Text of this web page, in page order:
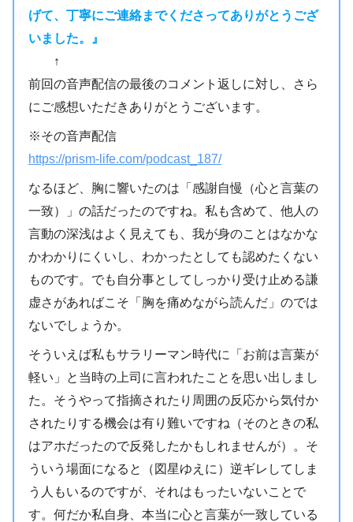
げて、丁寧にご連絡までくださってありがとうござ
いました。』
↑
前回の音声配信の最後のコメント返しに対し、さら
にご感想いただきありがとうございます。
※その音声配信
https://prism-life.com/podcast_187/
なるほど、胸に響いたのは「感謝自慢（心と言葉の
一致）」の話だったのですね。私も含めて、他人の
言動の深浅はよく見えても、我が身のことはなかな
かわかりにくいし、わかったとしても認めたくない
ものです。でも自分事としてしっかり受け止める謙
虚さがあればこそ「胸を痛めながら読んだ」のでは
ないでしょうか。
そういえば私もサラリーマン時代に「お前は言葉が
軽い」と当時の上司に言われたことを思い出しまし
た。そうやって指摘されたり周囲の反応から気付か
されたりする機会は有り難いですね（そのときの私
はアホだったので反発したかもしれませんが）。そ
ういう場面になると（図星ゆえに）逆ギレしてしま
う人もいるのですが、それはもったいないことで
す。何だか私自身、本当に心と言葉が一致している